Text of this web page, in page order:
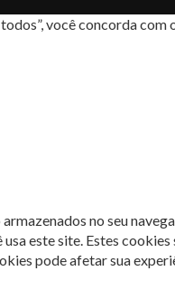
você concorda com
no seu
este site. Estes
pode afetar sua